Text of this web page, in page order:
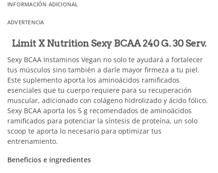
INFORMACIÓN ADICIONAL
ADVERTENCIA
Limit X Nutrition Sexy BCAA240 G. 30 Serv.
Sexy BCAA Instaminos Vegan no solo te ayudará a fortalecer
tus músculos sino también a darle mayor firmeza a tu piel.
Este suplemento aporta los aminoácidos ramificados
esenciales que tu cuerpo requiere para su recuperación
muscular, adicionado con colágeno hidrolizado y ácido fólico.
Sexy BCAA aporta los 5 g recomendados de aminoácidos
ramificados para potenciar la síntesis de proteína, un solo
scoop te aporta lo necesario para optimizar tus
entrenamiento.
Beneficios e ingredientes